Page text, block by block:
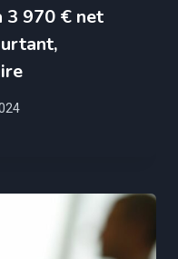
3 970 € net